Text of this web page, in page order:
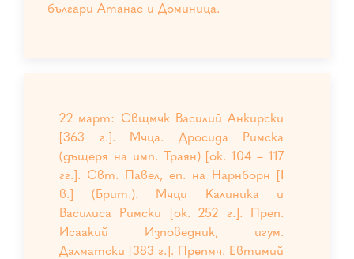
българи Атанас и Доминица.
22 март: Свщмчк Василий Анкирски
[363 г.]. Мчца. Дросида Римска
(дъщеря на имп. Траян) [ок. 104 – 117
гг.]. Свт. Павел, еп. на Нарнборн [І
в.] (Брит.). Мчци Калиника и
Василиса Римски [ок. 252 г.]. Преп.
Исаакий Изповедник, игум.
Далматски [383 г.]. Препмч. Евтимий